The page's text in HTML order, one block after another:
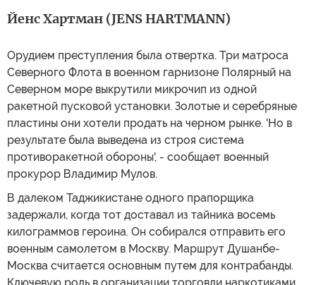
Йенс Хартман (JENS HARTMANN)
Орудием преступления была отвертка. Три матроса
Северного Флота в военном гарнизоне Полярный на
Северном море выкрутили микрочип из одной
ракетной пусковой установки. Золотые и серебряные
пластины они хотели продать на черном рынке. 'Но в
результате была выведена из строя система
противоракетной обороны', - сообщает военный
прокурор Владимир Мулов.
В далеком Таджикистане одного прапорщика
задержали, когда тот доставал из тайника восемь
килограммов героина. Он собирался отправить его
военным самолетом в Москву. Маршрут Душанбе-
Москва считается основным путем для контрабанды.